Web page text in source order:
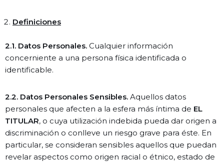
Definiciones
2.1. Datos Personales. Cualquier información
concerniente a una persona física identificada o
identificable.
2.2. Datos Personales Sensibles. Aquellos datos
personales que afecten a la esfera más íntima de EL
TITULAR, o cuya utilización indebida pueda dar origen a
discriminación o conlleve un riesgo grave para éste. En
particular, se consideran sensibles aquellos que puedan
revelar aspectos como origen racial o étnico, estado de